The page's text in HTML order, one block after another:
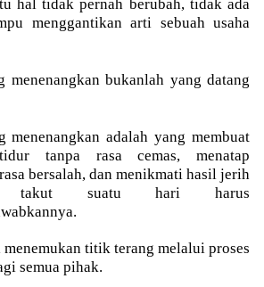
hal tidak pernah berubah, tidak ada
menggantikan arti sebuah usaha
menenangkan bukanlah yang datang
menenangkan adalah yang membuat
tanpa rasa cemas, menatap
bersalah, dan menikmati hasil jerih
takut suatu hari harus
menemukan titik terang melalui proses
semua pihak.